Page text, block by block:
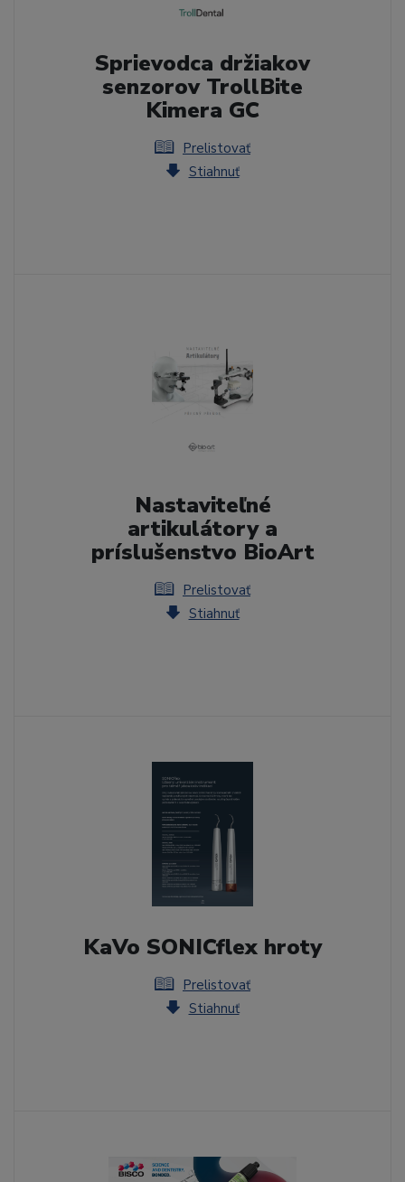
Sprievodca držiakov
senzorov TrollBite
Kimera GC
Prelistovať
Stiahnuť
Nastaviteľné
artikulátory a
príslušenstvo BioArt
Prelistovať
Stiahnuť
KaVo SONICflex hroty
Prelistovať
Stiahnuť